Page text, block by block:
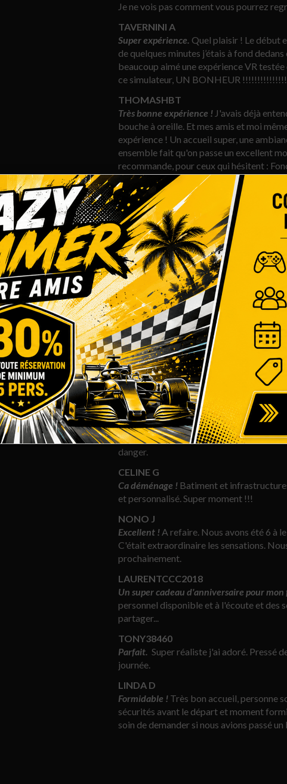
Je ne vois pas comment vous pourrez
TAVERNINI A
Super expérience. Quel plaisir ! Le début
de quelques minutes j’étais à fond
beaucoup aimé une expérience VR
ce simulateur, UN BONHEUR
THOMASHBT
Très bonne expérience ! J'avais déjà
bouche à oreille. Et mes amis et moi
expérience ! Un accueil super, une
ensemble fait qu'on passe un excellent
recommande, pour ceux qui hésitent :
MELINE B
A faire absolument.
On est venu entre
vraiment parfait. Je recommande +++++
Estelle200295
Génial !Soirée géniale entre amis à I-
autres activités !
JOANNE B
Super concept.Un seul lieu réunissant
journée, avec de quoi se rafraîchir entre
lieu entre amis ou en famille !
JEAN FRANCOIS J
Fun et class.Fun, classe et ... violent !!!
la première fois ;)) mais c’était super fun.
découvrir progressivement, unique en
PANTHERE
Expérience géniale.En entrant, il y a une
sur piste, on entend les moteurs. Cette
assez bien les sensations d'une vraie
danger.
CELINE G
Ca déménage ! Batiment et
et personnalisé. Super moment !!!
NONO J
Excellent ! A refaire. Nous avons été 6 à
C'était extraordinaire les sensations.
prochainement.
LAURENTCCC2018
Un super cadeau d'anniversaire pour mon
personnel disponible et à l'écoute et des
partager...
TONY38460
Parfait. Super réaliste j'ai adoré. Pressé
journée.
LINDA D
Formidable ! Très bon accueil, personne
sécurités avant le départ et moment
soin de demander si nous avions passé